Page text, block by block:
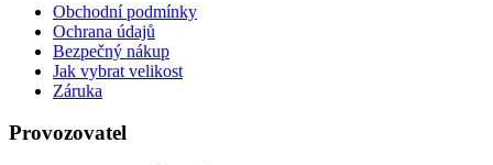
Obchodní podmínky
Ochrana údajů
Bezpečný nákup
Jak vybrat velikost
Záruka
Provozovatel